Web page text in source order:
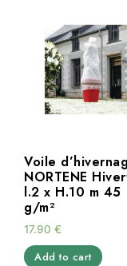
Voile
NORTENE
l.2 x H.10 m 45
g/m²
17.90 €
Add to cart